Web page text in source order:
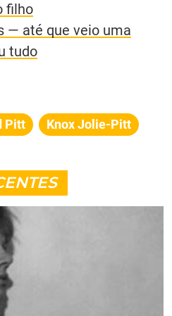
filho
— até que veio uma
tudo
Pitt Knox Jolie-Pitt